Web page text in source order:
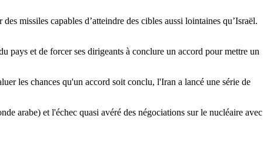
missiles capables d’atteindre des cibles aussi lointaines qu’Israël.
pays et de forcer ses dirigeants à conclure un accord pour mettre un
les chances qu'un accord soit conclu, l'Iran a lancé une série de
arabe) et l'échec quasi avéré des négociations sur le nucléaire avec